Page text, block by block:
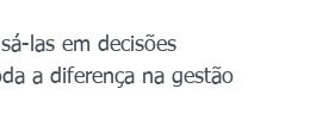
las em decisões
a diferença na gestão